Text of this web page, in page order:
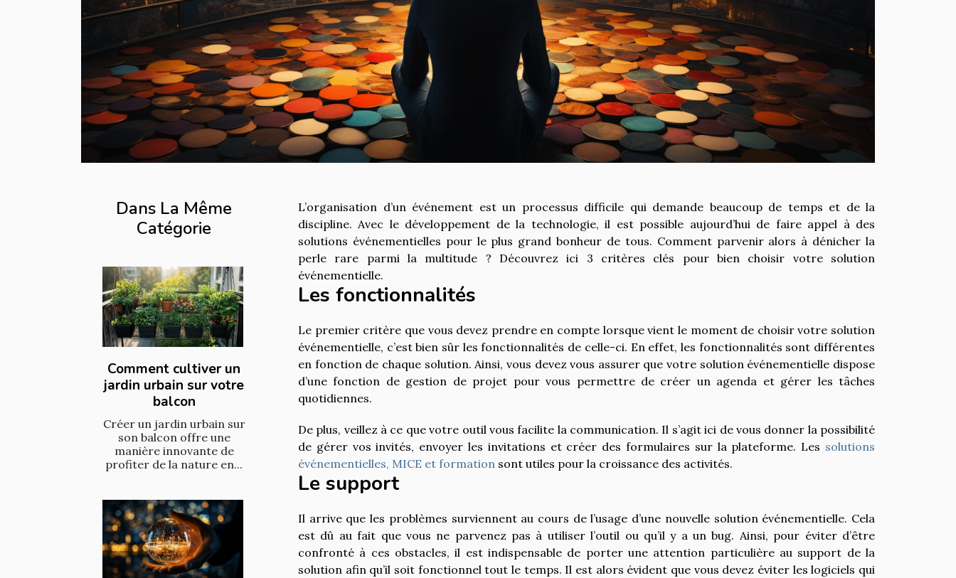
Dans La Même
Catégorie
Comment cultiver un
jardin urbain sur votre
balcon
Créer un jardin urbain sur
son balcon offre une
manière innovante de
profiter de la nature en...
L’organisation d’un événement est un processus difficile qui demande beaucoup de temps et de la
discipline. Avec le développement de la technologie, il est possible aujourd’hui de faire appel à des
solutions événementielles pour le plus grand bonheur de tous. Comment parvenir alors à dénicher la
perle rare parmi la multitude ? Découvrez ici 3 critères clés pour bien choisir votre solution
événementielle.
Les fonctionnalités
Le premier critère que vous devez prendre en compte lorsque vient le moment de choisir votre solution
événementielle, c’est bien sûr les fonctionnalités de celle-ci. En effet, les fonctionnalités sont différentes
en fonction de chaque solution. Ainsi, vous devez vous assurer que votre solution événementielle dispose
d’une fonction de gestion de projet pour vous permettre de créer un agenda et gérer les tâches
quotidiennes.
De plus, veillez à ce que votre outil vous facilite la communication. Il s’agit ici de vous donner la possibilité
de gérer vos invités, envoyer les invitations et créer des formulaires sur la plateforme. Les solutions
événementielles, MICE et formation sont utiles pour la croissance des activités.
Le support
Il arrive que les problèmes surviennent au cours de l’usage d’une nouvelle solution événementielle. Cela
est dû au fait que vous ne parvenez pas à utiliser l’outil ou qu’il y a un bug. Ainsi, pour éviter d’être
confronté à ces obstacles, il est indispensable de porter une attention particulière au support de la
solution afin qu’il soit fonctionnel tout le temps. Il est alors évident que vous devez éviter les logiciels qui